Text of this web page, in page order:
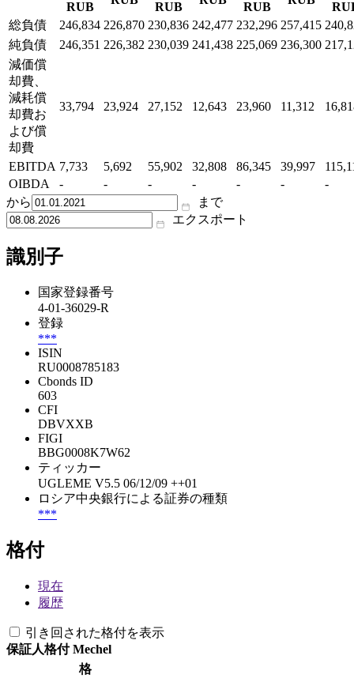
RUB
RUB
RUB
総負債
246,834 226,870 230,836 242,477 232,296 257,415
純負債
246,351 226,382 230,039 241,438 225,069 236,300
減価償
却費、
減耗償
却費お
よび償
却費
33,794 23,924 27,152 12,643 23,960 11,312
EBITDA 7,733 5,692 55,902 32,808 86,345 39,997
OIBDA
- - - - - -
-
から
まで
エクスポート
識別子
国家登録番号
4-01-36029-R
登録
***
ISIN
RU0008785183
Cbonds ID
603
CFI
DBVXXB
FIGI
BBG0008K7W62
ティッカー
UGLEME V5.5 06/12/09 ++01
ロシア中央銀行による証券の種類
***
格付
現在
履歴
引き回された格付を表示
保証人格付Mechel
格